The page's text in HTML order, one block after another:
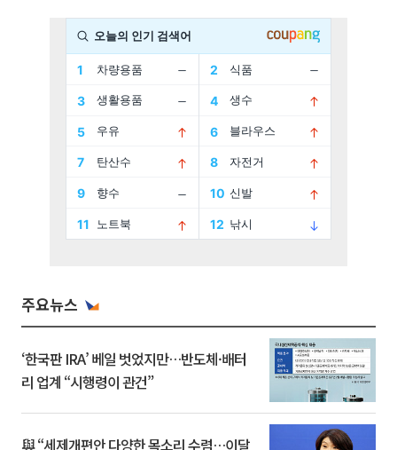
주요뉴스
‘한국판 IRA’ 베일 벗었지만…반도체·배터
리 업계 “시행령이 관건”
與 “세제개편안 다양한 목소리 수렴…이달